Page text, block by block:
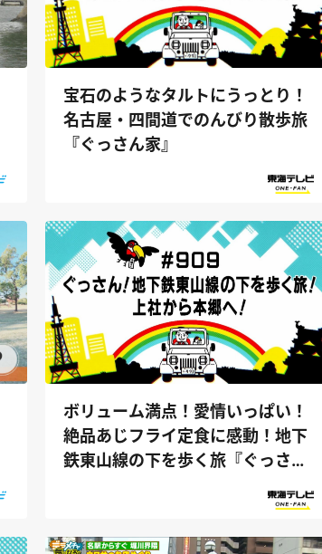
宝石のようなタルトにうっとり！
名古屋・四間道でのんびり散歩旅
『ぐっさん家』
ボリューム満点！愛情いっぱい！
絶品あじフライ定食に感動！地下
鉄東山線の下を歩く旅『ぐっさん